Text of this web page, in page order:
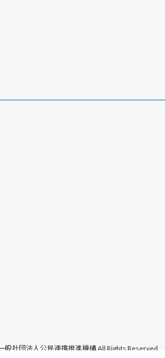
般社団法人公民連携推進機構 All Rights Reserved.